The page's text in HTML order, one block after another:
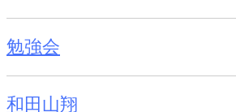
勉強会
和田山翔